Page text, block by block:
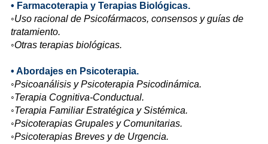
• Farmacoterapia y Terapias Biológicas.
◦Uso racional de Psicofármacos, consensos y guías de
tratamiento.
◦Otras terapias biológicas.
• Abordajes en Psicoterapia.
◦Psicoanálisis y Psicoterapia Psicodinámica.
◦Terapia Cognitiva-Conductual.
◦Terapia Familiar Estratégica y Sistémica.
◦Psicoterapias Grupales y Comunitarias.
◦Psicoterapias Breves y de Urgencia.